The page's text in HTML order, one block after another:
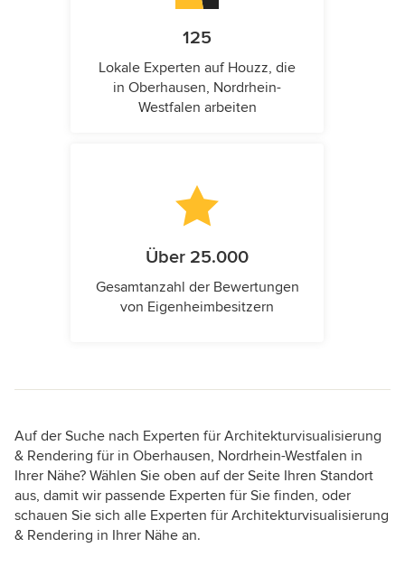
125
Lokale Experten auf Houzz, die
in Oberhausen, Nordrhein-
Westfalen arbeiten
Über 25.000
Gesamtanzahl der Bewertungen
von Eigenheimbesitzern
Auf der Suche nach Experten für Architekturvisualisierung
& Rendering für in Oberhausen, Nordrhein-Westfalen in
Ihrer Nähe? Wählen Sie oben auf der Seite Ihren Standort
aus, damit wir passende Experten für Sie finden, oder
schauen Sie sich alle Experten für Architekturvisualisierung
& Rendering in Ihrer Nähe an.